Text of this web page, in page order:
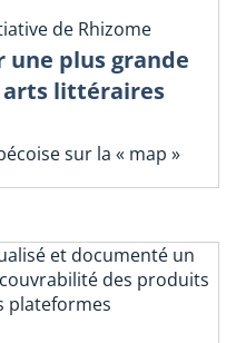
de Rhizome
une plus grande
arts littéraires
sur la « map »
et documenté un
des produits
plateformes